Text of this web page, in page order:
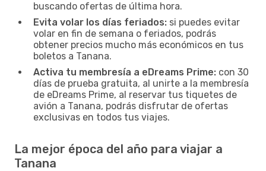
buscando ofertas de última hora.
Evita volar los días feriados: si puedes evitar
volar en fin de semana o feriados, podrás
obtener precios mucho más económicos en tus
boletos a Tanana.
Activa tu membresía a eDreams Prime: con 30
días de prueba gratuita, al unirte a la membresía
de eDreams Prime, al reservar tus tiquetes de
avión a Tanana, podrás disfrutar de ofertas
exclusivas en todos tus viajes.
La mejor época del año para viajar a
Tanana